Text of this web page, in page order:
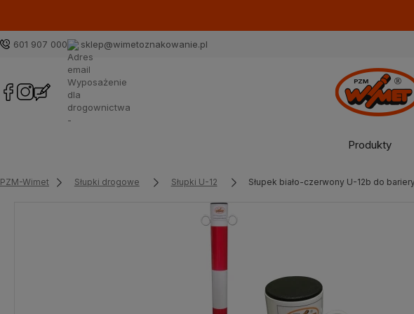
601 907 000 sklep@wimetoznakowanie.pl
Produkty
PZM-Wimet Słupki drogowe Słupki U-12 Słupek biało-czerwony U-12b do